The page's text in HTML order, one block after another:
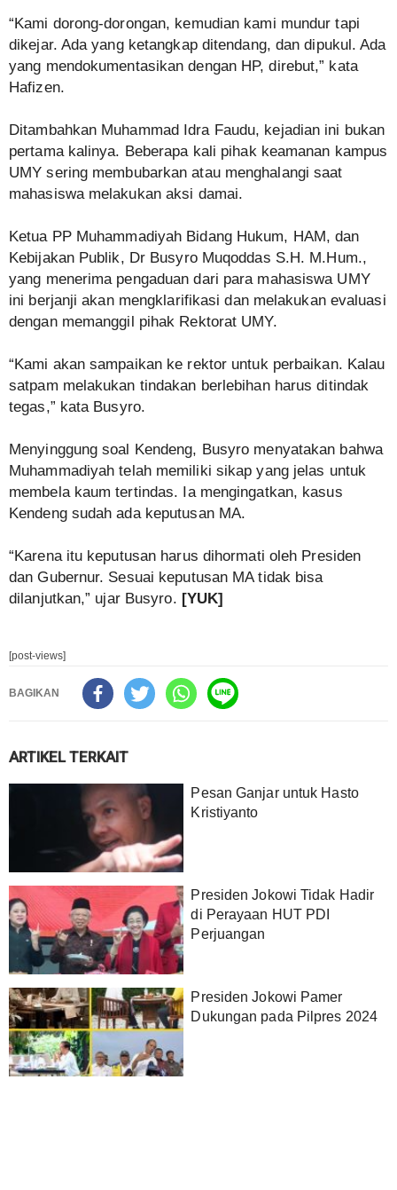
“Kami dorong-dorongan, kemudian kami mundur tapi
dikejar. Ada yang ketangkap ditendang, dan dipukul. Ada
yang mendokumentasikan dengan HP, direbut,” kata
Hafizen.
Ditambahkan Muhammad Idra Faudu, kejadian ini bukan
pertama kalinya. Beberapa kali pihak keamanan kampus
UMY sering membubarkan atau menghalangi saat
mahasiswa melakukan aksi damai.
Ketua PP Muhammadiyah Bidang Hukum, HAM, dan
Kebijakan Publik, Dr Busyro Muqoddas S.H. M.Hum.,
yang menerima pengaduan dari para mahasiswa UMY
ini berjanji akan mengklarifikasi dan melakukan evaluasi
dengan memanggil pihak Rektorat UMY.
“Kami akan sampaikan ke rektor untuk perbaikan. Kalau
satpam melakukan tindakan berlebihan harus ditindak
tegas,” kata Busyro.
Menyinggung soal Kendeng, Busyro menyatakan bahwa
Muhammadiyah telah memiliki sikap yang jelas untuk
membela kaum tertindas. Ia mengingatkan, kasus
Kendeng sudah ada keputusan MA.
“Karena itu keputusan harus dihormati oleh Presiden
dan Gubernur. Sesuai keputusan MA tidak bisa
dilanjutkan,” ujar Busyro. [YUK]
[post-views]
BAGIKAN
ARTIKEL TERKAIT
Pesan Ganjar untuk Hasto
Kristiyanto
Presiden Jokowi Tidak Hadir
di Perayaan HUT PDI
Perjuangan
Presiden Jokowi Pamer
Dukungan pada Pilpres 2024